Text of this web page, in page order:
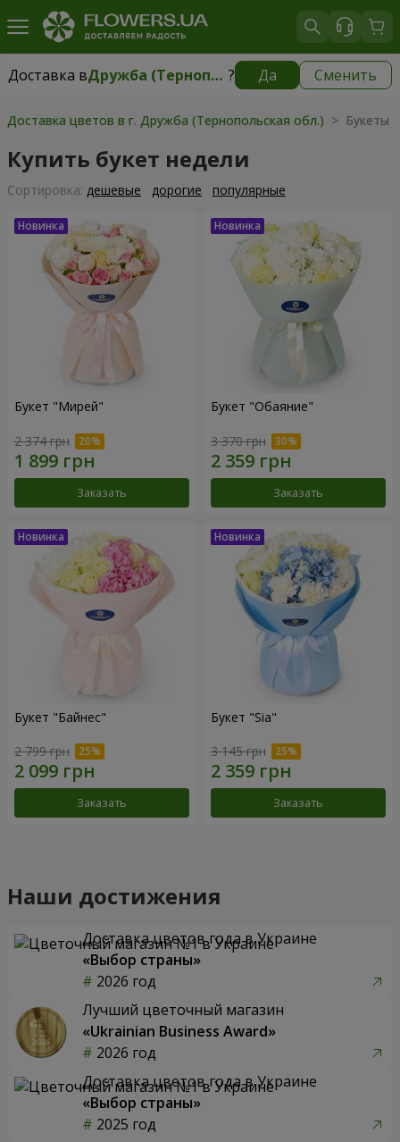
Доставка в Дружба (Тернопольская обл.) ? Да Сменить
Доставка вДружба (Тернопольская обл.) бесплатно
Доставка цветов в г. Дружба (Тернопольская обл.) > Букеты
Купить букет недели
Cортировка: дешевые дорогие популярные
Букет "Мирей"
2 374 грн
Заказать
Букет "Обаяние"
3 370 грн
Заказать
Букет "Байнес"
2 799 грн
Заказать
Букет "Sia"
3 145 грн
Заказать
Наши достижения
Доставка цветов года в Украине
«Выбор страны»
2026 год
Лучший цветочный магазин
«Ukrainian Business Award»
2026 год
Доставка цветов года в Украине
«Выбор страны»
2025 год